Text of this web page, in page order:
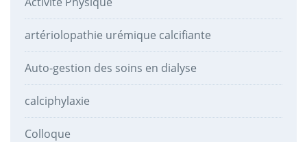
artériolopathie urémique calcifiante
Auto-gestion des soins en dialyse
calciphylaxie
Colloque